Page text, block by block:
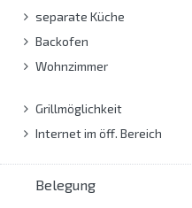
separate Küche
Backofen
Wohnzimmer
Grillmöglichkeit
Internet im öff. Bereich
Belegung